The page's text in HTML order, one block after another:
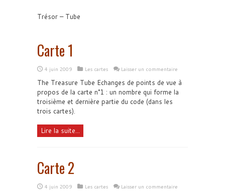
Trésor – Tube
Carte 1
4 juin 2009 Les cartes Laisser un commentaire
The Treasure Tube Echanges de points de vue à
propos de la carte n°1 : un nombre qui forme la
troisième et dernière partie du code (dans les
trois cartes).
Lire la suite...
Carte 2
4 juin 2009 Les cartes Laisser un commentaire